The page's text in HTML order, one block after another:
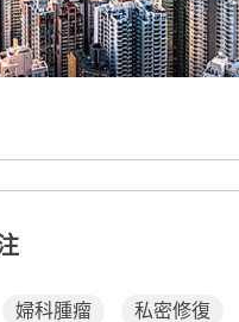
婦科腫瘤 私密修復